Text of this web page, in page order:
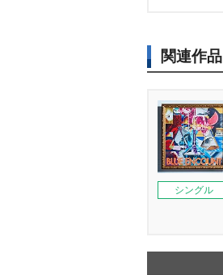
関連作品
シングル